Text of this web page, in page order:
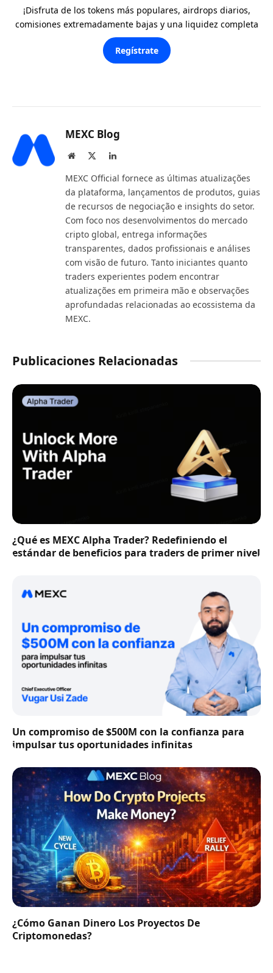
¡Disfruta de los tokens más populares, airdrops diarios,
comisiones extremadamente bajas y una liquidez completa
Regístrate
MEXC Blog
Website LinkedIn
MEXC Official fornece as últimas atualizações
da plataforma, lançamentos de produtos, guias
de recursos de negociação e insights do setor.
Com foco nos desenvolvimentos do mercado
cripto global, entrega informações
transparentes, dados profissionais e análises
com visão de futuro. Tanto iniciantes quanto
traders experientes podem encontrar
atualizações em primeira mão e observações
aprofundadas relacionadas ao ecossistema da
MEXC.
Publicaciones Relacionadas
¿Qué es MEXC Alpha Trader? Redefiniendo el
estándar de beneficios para traders de primer nivel
Un compromiso de $500M con la confianza para
impulsar tus oportunidades infinitas
¿Cómo Ganan Dinero Los Proyectos De
Criptomonedas?